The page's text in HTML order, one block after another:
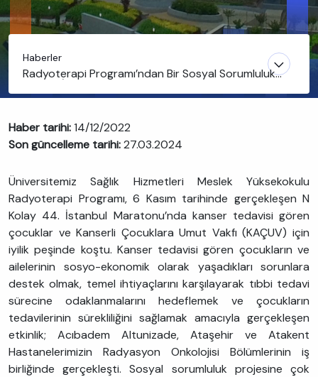
Haberler
Radyoterapi Programı’ndan Bir Sosyal Sorumluluk
Haber tarihi:14/12/2022
Son güncelleme tarihi:27.03.2024
Üniversitemiz Sağlık Hizmetleri Meslek Yüksekokulu
Radyoterapi Programı, 6 Kasım tarihinde gerçekleşen N
Kolay 44. İstanbul Maratonu’nda kanser tedavisi gören
çocuklar ve Kanserli Çocuklara Umut Vakfı (KAÇUV) için
iyilik peşinde koştu. Kanser tedavisi gören çocukların ve
ailelerinin sosyo-ekonomik olarak yaşadıkları sorunlara
destek olmak, temel ihtiyaçlarını karşılayarak tıbbi tedavi
sürecine odaklanmalarını hedeflemek ve çocukların
tedavilerinin sürekliliğini sağlamak amacıyla gerçekleşen
etkinlik; Acıbadem Altunizade, Ataşehir ve Atakent
Hastanelerimizin Radyasyon Onkolojisi Bölümlerinin iş
birliğinde gerçekleşti. Sosyal sorumluluk projesine çok